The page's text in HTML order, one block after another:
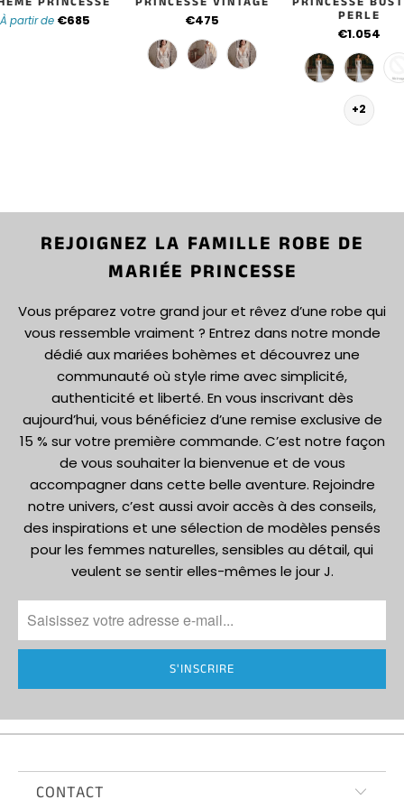
À partir de €685
€475
PERLE
€1.054
+2
REJOIGNEZ LA FAMILLE ROBE DE
MARIÉE PRINCESSE
Vous préparez votre grand jour et rêvez d’une robe qui
vous ressemble vraiment ? Entrez dans notre monde
dédié aux mariées bohèmes et découvrez une
communauté où style rime avec simplicité,
authenticité et liberté. En vous inscrivant dès
aujourd’hui, vous bénéficiez d’une remise exclusive de
15 % sur votre première commande. C’est notre façon
de vous souhaiter la bienvenue et de vous
accompagner dans cette belle aventure. Rejoindre
notre univers, c’est aussi avoir accès à des conseils,
des inspirations et une sélection de modèles pensés
pour les femmes naturelles, sensibles au détail, qui
veulent se sentir elles-mêmes le jour J.
CONTACT